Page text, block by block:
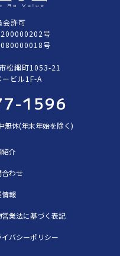
会許可
号
号
松縄町1053-21
ビル1F-A
1596
無休(年末年始を除く)
紹介
合わせ
情報
営業法に基づく表記
イバシーポリシー